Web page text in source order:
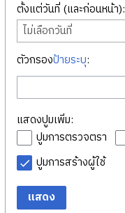
ตั้งแต่วันที่ (และก่อนหน้า):
ไม่เลือกวันที่
ตัวกรองป้ายระบุ:
แสดงปูมเพิ่ม:
ปูมการตรวจตรา
ปูมการสร้างผู้ใช้
แสดง